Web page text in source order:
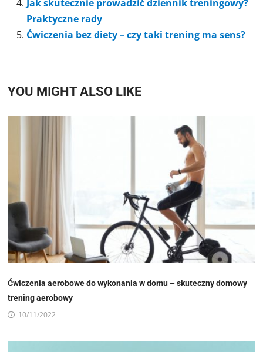
Jak skutecznie prowadzić dziennik treningowy?
Praktyczne rady
Ćwiczenia bez diety – czy taki trening ma sens?
YOU MIGHT ALSO LIKE
Ćwiczenia aerobowe do wykonania w domu – skuteczny domowy
trening aerobowy
10/11/2022